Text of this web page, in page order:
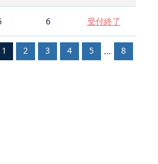
6 受付終了
1 2 3 4 5 ... 8